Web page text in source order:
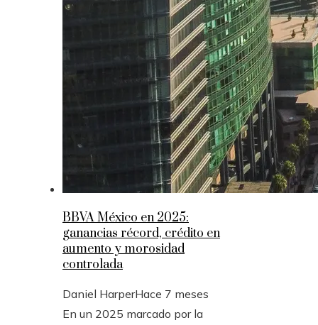
BBVA México en 2025:
ganancias récord, crédito en
aumento y morosidad
controlada
Daniel HarperHace 7 meses
En un 2025 marcado por la